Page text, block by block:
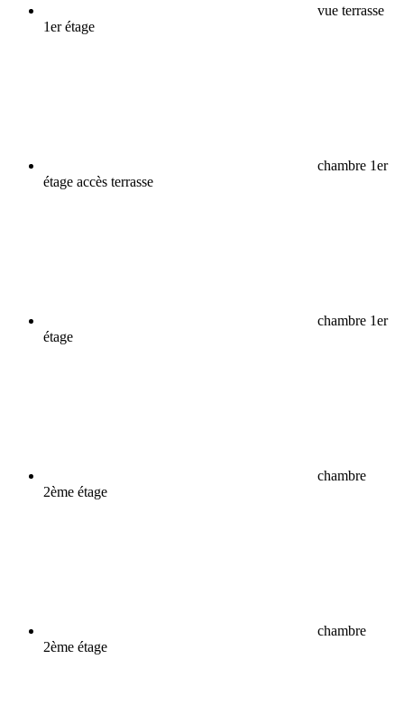
vue terrasse
1er étage
chambre 1er
étage accès terrasse
chambre 1er
étage
chambre
2ème étage
chambre
2ème étage